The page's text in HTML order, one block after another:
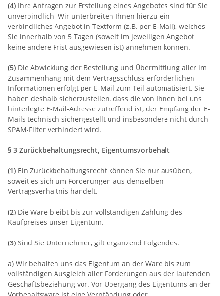
(4) Ihre Anfragen zur Erstellung eines Angebotes sind für Sie
unverbindlich. Wir unterbreiten Ihnen hierzu ein
verbindliches Angebot in Textform (z.B. per E-Mail), welches
Sie innerhalb von 5 Tagen (soweit im jeweiligen Angebot
keine andere Frist ausgewiesen ist) annehmen können.
(5) Die Abwicklung der Bestellung und Übermittlung aller im
Zusammenhang mit dem Vertragsschluss erforderlichen
Informationen erfolgt per E-Mail zum Teil automatisiert. Sie
haben deshalb sicherzustellen, dass die von Ihnen bei uns
hinterlegte E-Mail-Adresse zutreffend ist, der Empfang der E-
Mails technisch sichergestellt und insbesondere nicht durch
SPAM-Filter verhindert wird.
§ 3 Zurückbehaltungsrecht , Eigentumsvorbehalt
(1) Ein Zurückbehaltungsrecht können Sie nur ausüben,
soweit es sich um Forderungen aus demselben
Vertragsverhältnis handelt.
(2) Die Ware bleibt bis zur vollständigen Zahlung des
Kaufpreises unser Eigentum.
(3) Sind Sie Unternehmer, gilt ergänzend Folgendes:
a) Wir behalten uns das Eigentum an der Ware bis zum
vollständigen Ausgleich aller Forderungen aus der laufenden
Geschäftsbeziehung vor. Vor Übergang des Eigentums an der